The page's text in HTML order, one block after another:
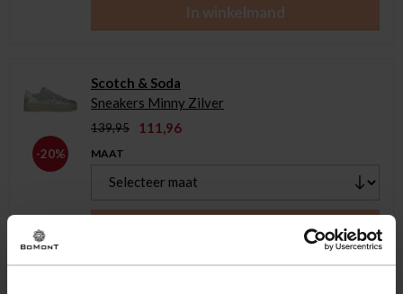
In winkelmand
-20%
Scotch & Soda
Sneakers Minny Zilver
139,95 111,96
MAAT